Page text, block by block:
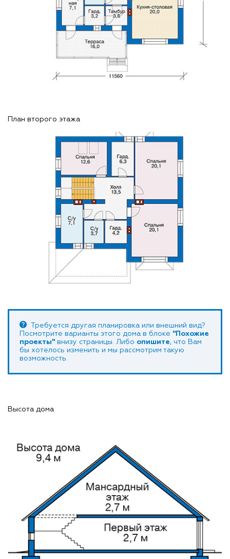
План второго этажа
Требуется другая планировка или внешний вид?
Посмотрите варианты этого дома в блоке "Похожие
проекты" внизу страницы. Либо опишите, что Вам
бы хотелось изменить и мы рассмотрим такую
возможность.
Высота дома